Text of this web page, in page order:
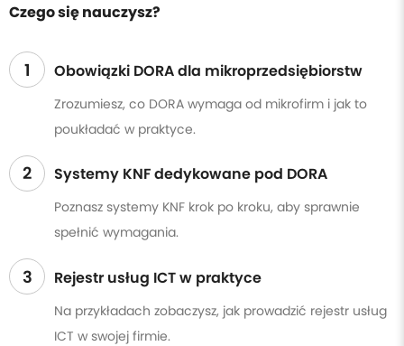
Czego się nauczysz?
1 Obowiązki DORA dla mikroprzedsiębiorstw
Zrozumiesz, co DORA wymaga od mikrofirm i jak to
poukładać w praktyce.
2 Systemy KNF dedykowane pod DORA
Poznasz systemy KNF krok po kroku, aby sprawnie
spełnić wymagania.
3 Rejestr usług ICT w praktyce
Na przykładach zobaczysz, jak prowadzić rejestr usług
ICT w swojej firmie.